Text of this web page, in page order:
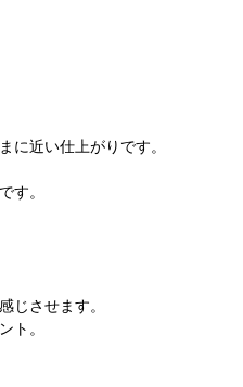
に近い仕上がりです。
す。
じさせます。
ト。